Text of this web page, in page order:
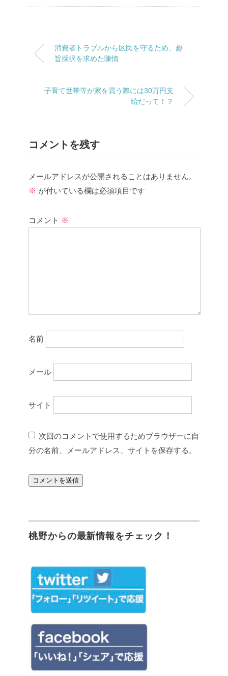
消費者トラブルから区民を守るため、趣
旨採択を求めた陳情
子育て世帯等が家を買う際には30万円支
給だって！？
コメントを残す
メールアドレスが公開されることはありません。
※ が付いている欄は必須項目です
コメント ※
名前
メール
サイト
次回のコメントで使用するためブラウザーに自
分の名前、メールアドレス、サイトを保存する。
桃野からの最新情報をチェック！